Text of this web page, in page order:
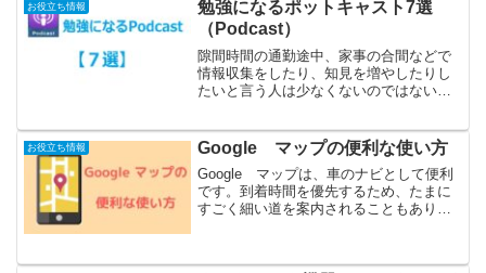
お役立ち情報
勉強になるポットキャスト7選
（Podcast）
隙間時間の通勤途中、家事の合間などで
情報収集をしたり、知見を増やしたりし
たいと言う人は少なくないのではないで
スト（Podcast）とは？インターネットで
配信されて...
お役立ち情報 Google マップの便利な使い方
Google マップは、車のナビとして便利
です。到着時間を優先するため、たまに
すごく細い道を案内されることもありま
点を回る場合何かの仕事や、観光など、